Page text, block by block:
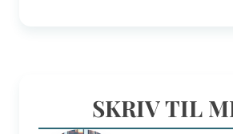
SKRIV TIL